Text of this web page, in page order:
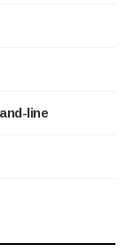
line